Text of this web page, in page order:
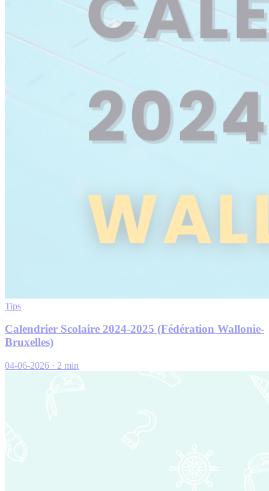
Tips
Calendrier Scolaire 2024-2025 (Fédération Wallonie-
Bruxelles)
04-06-2026 · 2 min